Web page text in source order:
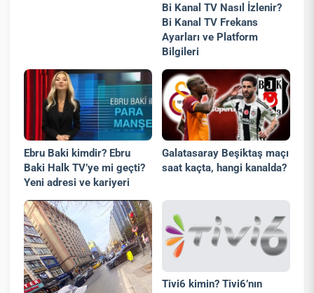
Bi Kanal TV Nasıl İzlenir?
Bi Kanal TV Frekans
Ayarları ve Platform
Bilgileri
Ebru Baki kimdir? Ebru
Baki Halk TV’ye mi geçti?
Yeni adresi ve kariyeri
Galatasaray Beşiktaş maçı
saat kaçta, hangi kanalda?
Tivi6 kimin? Tivi6’nın